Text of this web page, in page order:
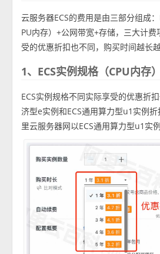
云服务器ECS的费用是由三部分组成
PU内存）+公网带宽+存储，三大计
受的优惠折扣也不同，购买时间越长越
1、ECS实例规格（CPU内存
ECS实例规格不同实际享受的优惠折
济型e实例和ECS通用算力型u1实例
里云服务器网以ECS通用算力型u1实